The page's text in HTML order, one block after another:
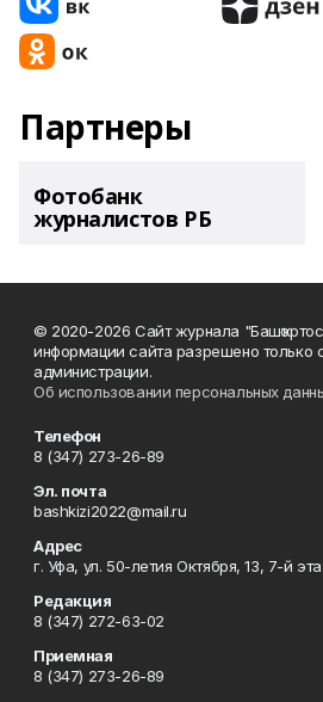
Партнеры
Фотобанк
журналистов РБ
© 2020-2026 Сайт журнала
информации сайта разрешено только
администрации.
Об использовании персональных
Телефон
8 (347) 273-26-89
Эл. почта
bashkizi2022@mail.ru
Адрес
г. Уфа, ул. 50-летия Октября, 13, 7-й
Редакция
8 (347) 272-63-02
Приемная
8 (347) 273-26-89